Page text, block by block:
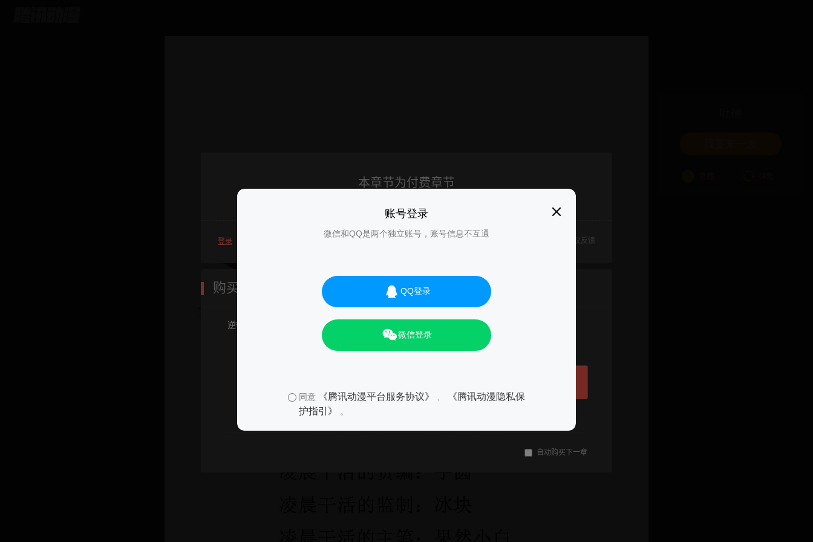
账号登录
微信和QQ是两个独立账号，账号信息不互通
QQ登录
微信登录
同意 《腾讯动漫平台服务协议》
《腾讯动漫隐私保
护指引》
。